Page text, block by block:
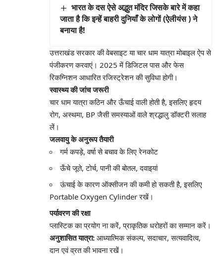
भारत के दस ऐसे अद्भुत मंदिर जिसके बारे में कहा
जाता है कि इन्हें बाहरी दुनियाँ के लोगों (ऐलीयंस ) ने
बनाया है!
उत्तराखंड सरकार की वेबसाइट या चार धाम यात्रा मोबाइल ऐप से
पंजीकरण करवाएं। 2025 में डिजिटल पास और फेस
रिकग्निशन आधारित रजिस्ट्रेशन की सुविधा होगी।
स्वास्थ्य की जांच जरूरी
चार धाम यात्रा कठिन और ऊँचाई वाली होती है, इसलिए हृदय
रोग, अस्थमा, BP जैसी समस्याओं वाले श्रद्धालु डॉक्टरी सलाह
लें।
जलवायु के अनुरूप तैयारी
गर्म कपड़े, वर्षा से बचाव के लिए रेनकोट
ऊँचे जूते, टोर्च, पानी की बोतल, दवाइयां
ऊंचाई के कारण ऑक्सीजन की कमी हो सकती है, इसलिए
Portable Oxygen Cylinder रखें।
पर्यावरण की रक्षा
प्लास्टिक का प्रयोग ना करें, प्राकृतिक धरोहरों का सम्मान करें।
अनुशासित यात्रा: आध्यात्मिक संकल्प, सदाचार, सत्यवादित्व,
दान एवं व्रत की भावना रखें।